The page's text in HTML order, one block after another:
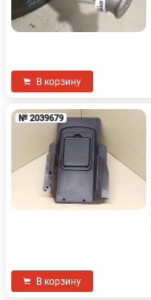
В корзину
№ 2039679
В корзину